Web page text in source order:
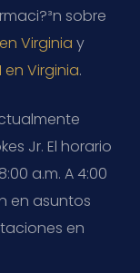
sobre
Virginia y
Virginia.
Jr. El horario
a.m. A 4:00
en asuntos
en